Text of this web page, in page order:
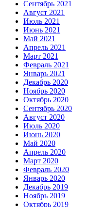
Сентябрь 2021
Август 2021
Июль 2021
Июнь 2021
Май 2021
Апрель 2021
Март 2021
Февраль 2021
Январь 2021
Декабрь 2020
Ноябрь 2020
Октябрь 2020
Сентябрь 2020
Август 2020
Июль 2020
Июнь 2020
Май 2020
Апрель 2020
Март 2020
Февраль 2020
Январь 2020
Декабрь 2019
Ноябрь 2019
Октябрь 2019